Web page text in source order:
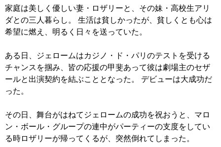
家庭は美しく優しい妻・ロザリーと、その妹・高校生アリ
ダとの三人暮らし。 生活は貧しかったが、貧しくとも心は
希望に燃え、明るく日々を送っていた。
ある日、ジェロームはカジノ・ド・パリのテストを受ける
チャンスを掴み、皆の応援の甲斐あって彼は劇場主のセザ
ールと出演契約を結ぶこととなった。 デビューは大成功だ
った。
その日、舞台がはねてジェロームの成功を祝おうと、マロ
ン・ボール・グループの連中がパーティーの支度をしてい
る時ロザリーが帰ってくるが、突然倒れてしまった。